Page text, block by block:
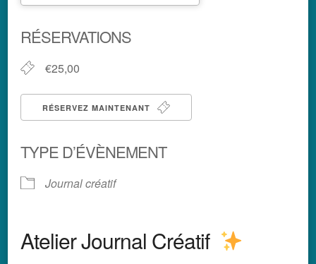
RÉSERVATIONS
€25,00
RÉSERVEZ MAINTENANT
TYPE D’ÉVÈNEMENT
Journal créatif
Atelier Journal Créatif